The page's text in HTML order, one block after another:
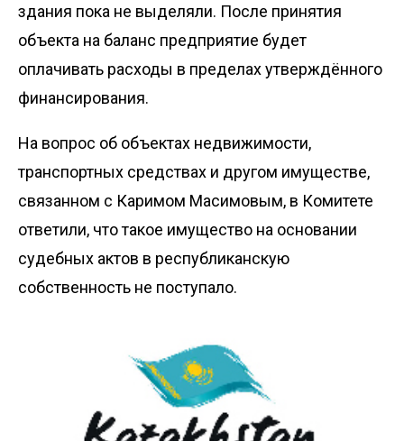
здания пока не выделяли. После принятия
объекта на баланс предприятие будет
оплачивать расходы в пределах утверждённого
финансирования.
На вопрос об объектах недвижимости,
транспортных средствах и другом имуществе,
связанном с Каримом Масимовым, в Комитете
ответили, что такое имущество на основании
судебных актов в республиканскую
собственность не поступало.